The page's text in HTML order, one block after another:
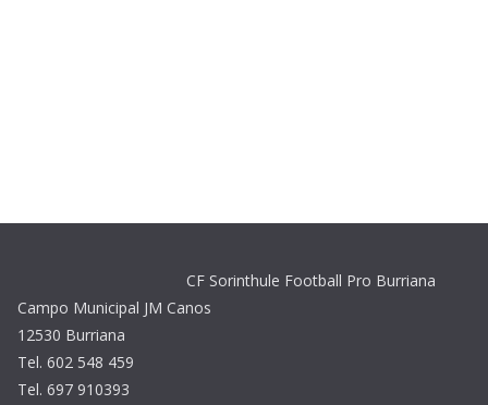
CF Sorinthule Football Pro Burriana
Campo Municipal JM Canos
12530 Burriana
Tel. 602 548 459
Tel. 697 910393